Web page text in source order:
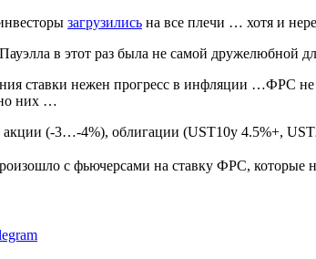
загрузились на все плечи … хотя и
в этот раз была не самой дружелюбной
ставки нежен прогресс в инфляции …ФРС
них …
(-3…-4%), облигации (UST10y 4.5%+,
с фьючерсами на ставку ФРС,